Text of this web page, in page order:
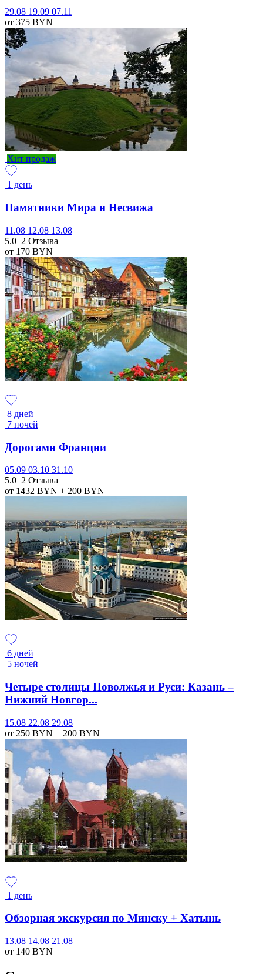
29.08 19.09 07.11
от 375 BYN
Хит продаж
1 день
Памятники Мира и Несвижа
11.08 12.08 13.08
5.0 2 Отзыва
от 170 BYN
8 дней
7 ночей
Дорогами Франции
05.09 03.10 31.10
5.0 2 Отзыва
от 1432 BYN + 200 BYN
6 дней
5 ночей
Четыре столицы Поволжья и Руси: Казань –
Нижний Новгор...
15.08 22.08 29.08
от 250 BYN + 200 BYN
1 день
Обзорная экскурсия по Минску + Хатынь
13.08 14.08 21.08
от 140 BYN